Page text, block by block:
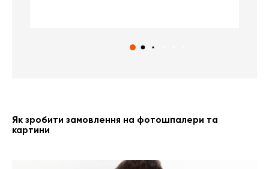
Як зробити замовлення на фотошпалери та
картини